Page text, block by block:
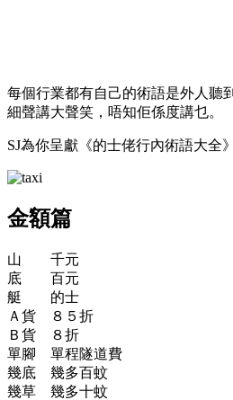
每個行業都有自己的術語是外人聽
細聲講大聲笑，唔知佢係度講乜。
SJ為你呈獻《的士佬行內術語大全
金額篇
山 千元
底 百元
艇 的士
Ａ貨 ８５折
Ｂ貨 ８折
單腳 單程隧道費
幾底 幾多百蚊
幾草 幾多十蚊